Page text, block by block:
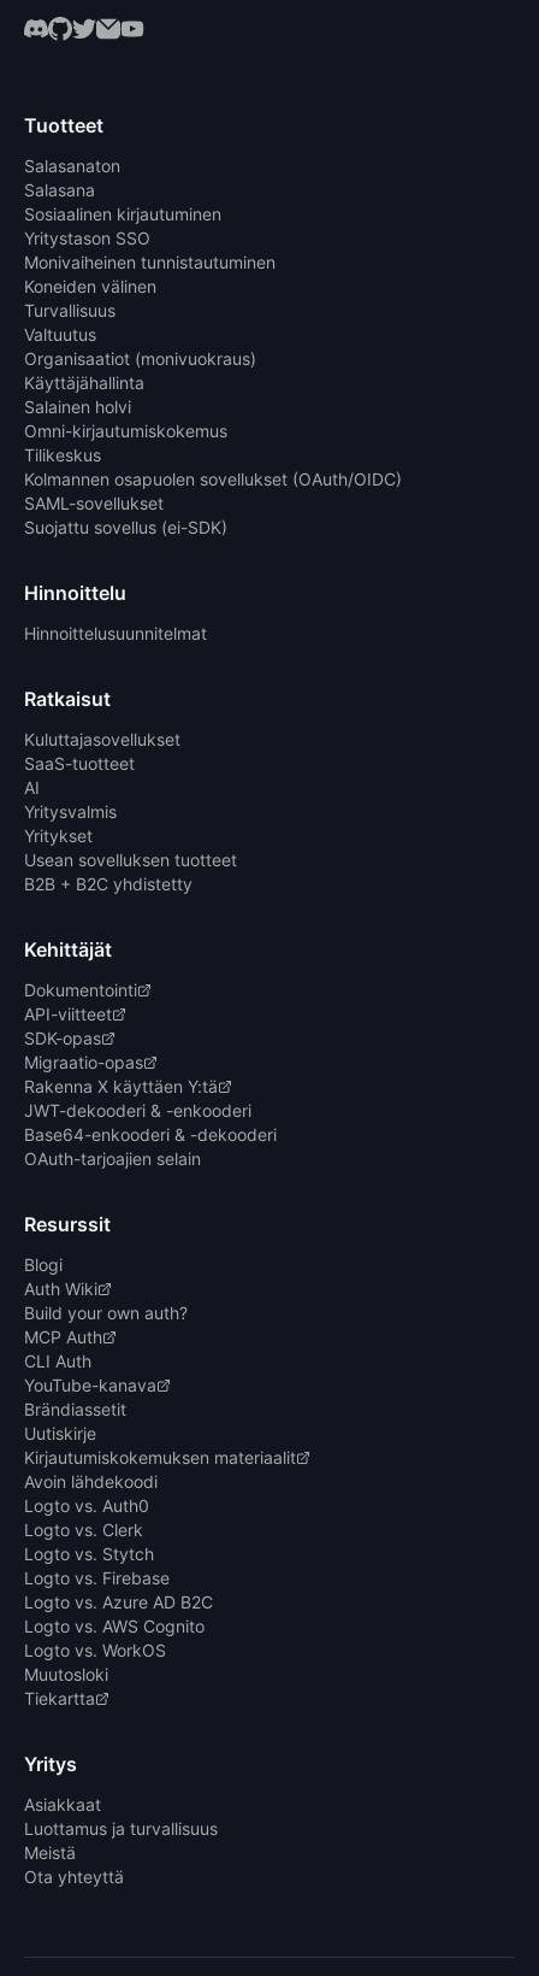
Tuotteet
Salasanaton
Salasana
Sosiaalinen kirjautuminen
Yritystason SSO
Monivaiheinen tunnistautuminen
Koneiden välinen
Turvallisuus
Valtuutus
Organisaatiot (monivuokraus)
Käyttäjähallinta
Salainen holvi
Omni-kirjautumiskokemus
Tilikeskus
Kolmannen osapuolen sovellukset (OAuth/OIDC)
SAML-sovellukset
Suojattu sovellus (ei-SDK)
Hinnoittelu
Hinnoittelusuunnitelmat
Ratkaisut
Kuluttajasovellukset
SaaS-tuotteet
AI
Yritysvalmis
Yritykset
Usean sovelluksen tuotteet
B2B + B2C yhdistetty
Kehittäjät
Dokumentointi
API-viitteet
SDK-opas
Migraatio-opas
Rakenna X käyttäen Y:tä
JWT-dekooderi & -enkooderi
Base64-enkooderi & -dekooderi
OAuth-tarjoajien selain
Resurssit
Blogi
Auth Wiki
Build your own auth?
MCP Auth
CLI Auth
YouTube-kanava
Brändiassetit
Uutiskirje
Kirjautumiskokemuksen materiaalit
Avoin lähdekoodi
Logto vs. Auth0
Logto vs. Clerk
Logto vs. Stytch
Logto vs. Firebase
Logto vs. Azure AD B2C
Logto vs. AWS Cognito
Logto vs. WorkOS
Muutosloki
Tiekartta
Yritys
Asiakkaat
Luottamus ja turvallisuus
Meistä
Ota yhteyttä